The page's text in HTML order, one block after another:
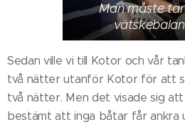
Man måste
Sedan ville vi till Kotor och vår
två nätter utanför Kotor för att
två nätter. Men det visade sig att
bestämt att inga båtar får